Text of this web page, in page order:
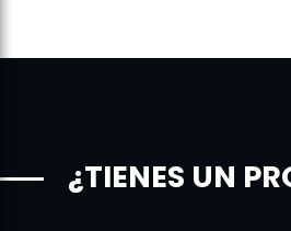
¿TIENES UN